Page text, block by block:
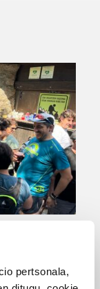
pertsonala,